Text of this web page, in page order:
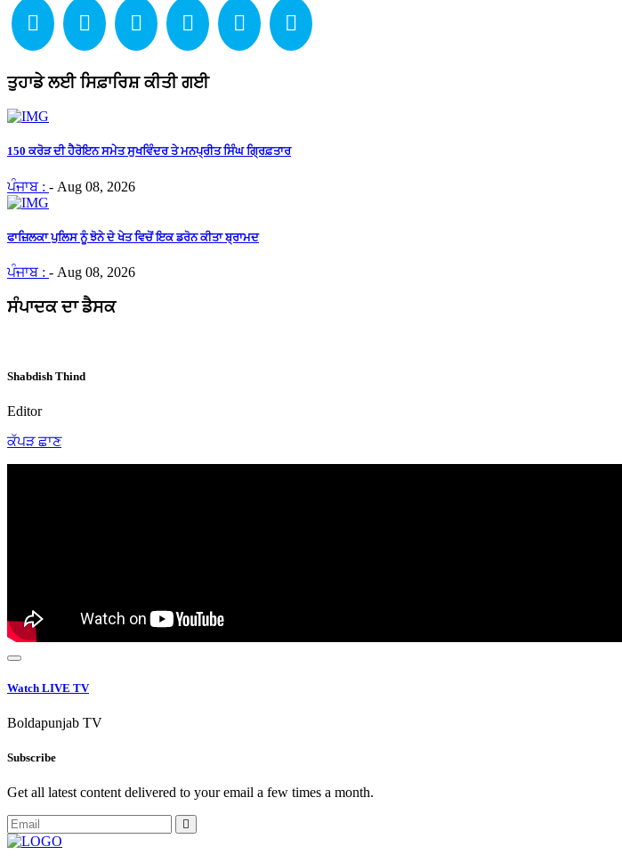
ਤੁਹਾਡੇ ਲਈ ਸਿਫ਼ਾਰਿਸ਼ ਕੀਤੀ ਗਈ
150 ਕਰੋੜ ਦੀ ਹੈਰੋਇਨ ਸਮੇਤ ਸੁਖਵਿੰਦਰ ਤੇ ਮਨਪ੍ਰੀਤ ਸਿੰਘ ਗ੍ਰਿਫ਼ਤਾਰ
ਪੰਜਾਬ : - Aug 08, 2026
ਫਾਜ਼ਿਲਕਾ ਪੁਲਿਸ ਨੂੰ ਝੋਨੇ ਦੇ ਖੇਤ ਵਿਚੋਂ ਇਕ ਡਰੋਨ ਕੀਤਾ ਬ੍ਰਾਮਦ
ਪੰਜਾਬ : - Aug 08, 2026
ਸੰਪਾਦਕ ਦਾ ਡੈਸਕ
Shabdish Thind
Editor
ਕੱਪੜ ਛਾਣ
Watch LIVE TV
Boldapunjab TV
Subscribe
Get all latest content delivered to your email a few times a month.